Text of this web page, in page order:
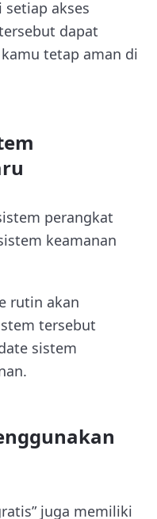
akses
dapat
tetap aman di
perangkat
keamanan
rutin akan
tersebut
sistem
juga memiliki